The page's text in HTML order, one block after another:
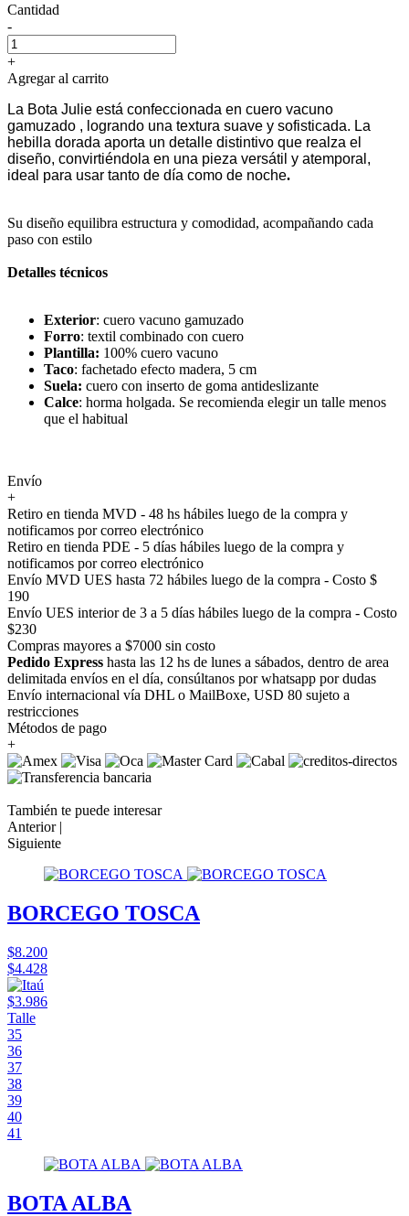
Cantidad
-
+
Agregar al carrito
La Bota Julie está confeccionada en cuero vacuno
gamuzado , logrando una textura suave y sofisticada. La
hebilla dorada aporta un detalle distintivo que realza el
diseño, convirtiéndola en una pieza versátil y atemporal,
ideal para usar tanto de día como de noche.
Su diseño equilibra estructura y comodidad, acompañando cada
paso con estilo
Detalles técnicos
Exterior: cuero vacuno gamuzado
Forro: textil combinado con cuero
Plantilla: 100% cuero vacuno
Taco: fachetado efecto madera, 5 cm
Suela: cuero con inserto de goma antideslizante
Calce: horma holgada. Se recomienda elegir un talle menos
que el habitual
Envío
+
Retiro en tienda MVD - 48 hs hábiles luego de la compra y
notificamos por correo electrónico
Retiro en tienda PDE - 5 días hábiles luego de la compra y
notificamos por correo electrónico
Envío MVD UES hasta 72 hábiles luego de la compra - Costo $
190
Envío UES interior de 3 a 5 días hábiles luego de la compra - Costo
$230
Compras mayores a $7000 sin costo
Pedido Express hasta las 12 hs de lunes a sábados, dentro de area
delimitada envíos en el día, consúltanos por whatsapp por dudas
Envío internacional vía DHL o MailBoxe, USD 80 sujeto a
restricciones
Métodos de pago
+
También te puede interesar
Anterior |
Siguiente
BORCEGO TOSCA
$8.200
$4.428
$3.986
Talle
35
36
37
38
39
40
41
BOTA ALBA